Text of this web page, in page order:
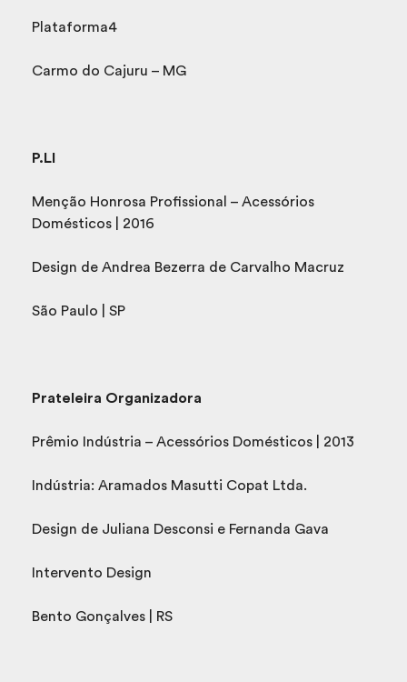
Plataforma4
Carmo do Cajuru – MG
P.LI
Menção Honrosa Profissional – Acessórios
Domésticos | 2016
Design de Andrea Bezerra de Carvalho Macruz
São Paulo | SP
Prateleira Organizadora
Prêmio Indústria – Acessórios Domésticos | 2013
Indústria: Aramados Masutti Copat Ltda.
Design de Juliana Desconsi e Fernanda Gava
Intervento Design
Bento Gonçalves | RS